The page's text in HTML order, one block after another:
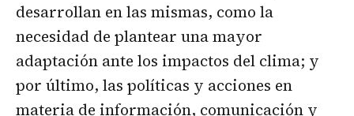
desarrollan en las mismas, como la
necesidad de plantear una mayor
adaptación ante los impactos del clima; y
por último, las políticas y acciones en
materia de información, comunicación y